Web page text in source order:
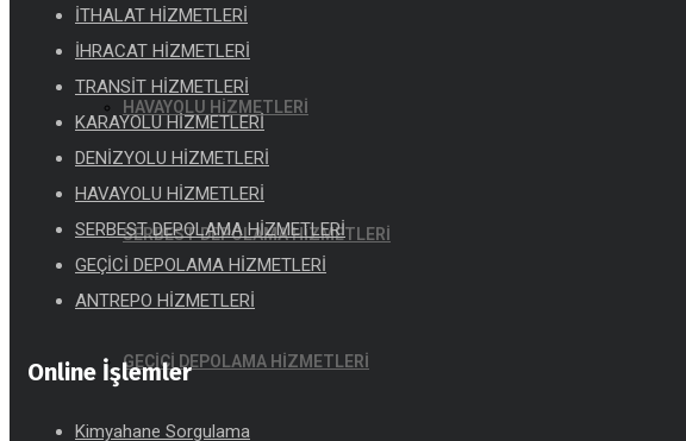
HAVAYOLU HİZMETLERİ
SERBEST DEPOLAMA HİZMETLERİ
GEÇİCİ DEPOLAMA HİZMETLERİ
İTHALAT HİZMETLERİ
İHRACAT HİZMETLERİ
TRANSİT HİZMETLERİ
KARAYOLU HİZMETLERİ
DENİZYOLU HİZMETLERİ
HAVAYOLU HİZMETLERİ
SERBEST DEPOLAMA HİZMETLERİ
GEÇİCİ DEPOLAMA HİZMETLERİ
ANTREPO HİZMETLERİ
Online İşlemler
Kimyahane Sorgulama